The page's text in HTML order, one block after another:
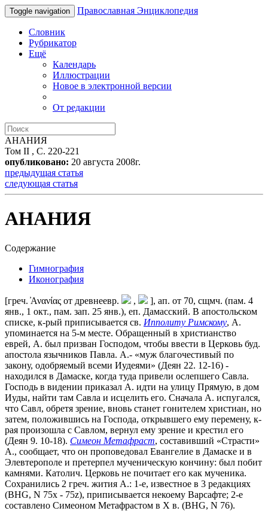
Toggle navigation Православная Энциклопедия
Словник
Рубрикатор
Ещё
Календарь
Иллюстрации
Новое в электронной версии
От редакции
АНАНИЯ
Том II , С. 220-221
опубликовано: 20 августа 2008г.
предыдущая статья
следующая статья
АНАНИЯ
Содержание
Гимнография
Иконография
[греч. ̓Ανανίας от древнеевр. ,
], ап. от 70, сщмч. (пам. 4
янв., 1 окт., пам. зап. 25 янв.), еп. Дамасcкий. В апостольском
списке, к-рый приписывается св. Ипполиту Римскому, А.
упоминается на 5-м месте. Обращенный в христианство
еврей, А. был призван Господом, чтобы ввести в Церковь буд.
апостола язычников Павла. А.- «муж благочестивый по
закону, одобряемый всеми Иудеями» (Деян 22. 12-16) -
находился в Дамаске, когда туда привели ослепшего Савла.
Господь в видении приказал А. идти на улицу Прямую, в дом
Иуды, найти там Савла и исцелить его. Сначала А. испугался,
что Савл, обретя зрение, вновь станет гонителем христиан, но
затем, положившись на Господа, открывшего ему перемену, к-
рая произошла с Савлом, вернул ему зрение и крестил его
(Деян 9. 10-18). Симеон Метафраст, составивший «Страсти»
А., сообщает, что он проповедовал Евангелие в Дамаске и в
Элевтерополе и претерпел мученическую кончину: был побит
камнями. Католич. Церковь не почитает его как мученика.
Сохранились 2 греч. жития А.: 1-е, известное в 3 редакциях
(BHG, N 75х - 75z), приписывается некоему Варсафте; 2-е
составлено Симеоном Метафрастом в Х в. (BHG, N 76).